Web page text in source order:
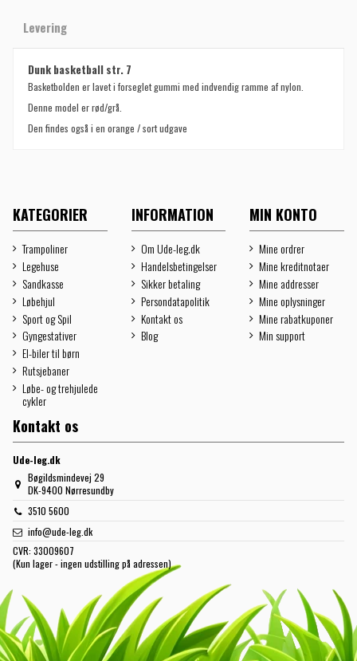
Levering
Dunk basketball str. 7
Basketbolden er lavet i forseglet gummi med indvendig ramme af nylon.
Denne model er rød/grå.
Den findes også i en orange / sort udgave
KATEGORIER
Trampoliner
Legehuse
Sandkasse
Løbehjul
Sport og Spil
Gyngestativer
El-biler til børn
Rutsjebaner
Løbe- og trehjulede
cykler
INFORMATION
Om Ude-leg.dk
Handelsbetingelser
Sikker betaling
Persondatapolitik
Kontakt os
Blog
MIN KONTO
Mine ordrer
Mine kreditnotaer
Mine addresser
Mine oplysninger
Mine rabatkuponer
Min support
Kontakt os
Ude-leg.dk
Bøgildsmindevej 29
DK-9400 Nørresundby
3510 5600
info@ude-leg.dk
CVR: 33009607
(Kun lager - ingen udstilling på adressen)